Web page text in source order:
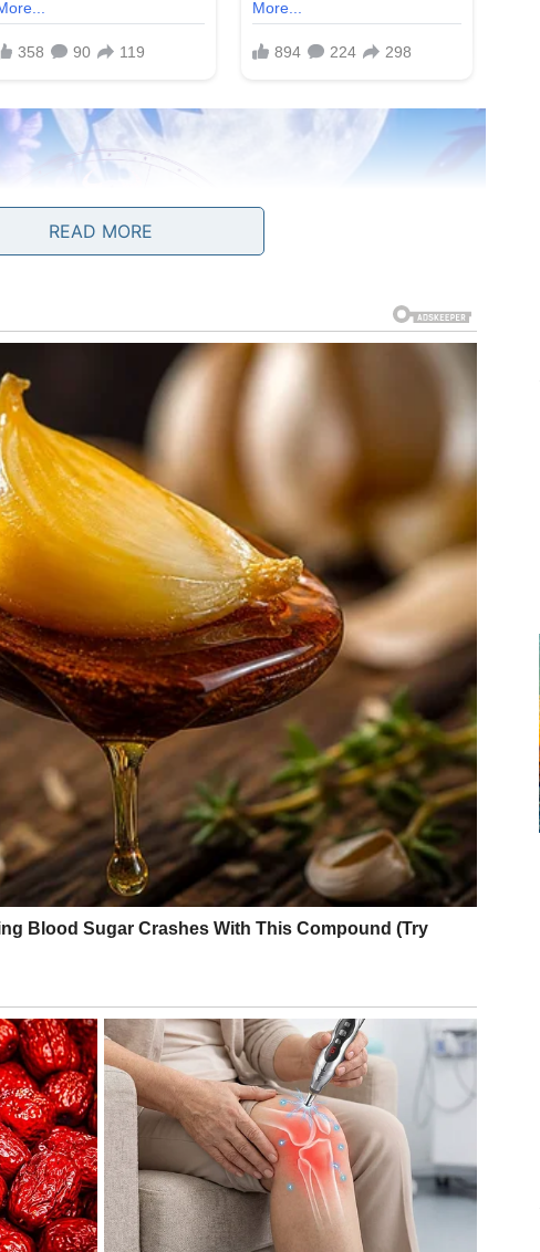
DUGOG NEMIRA
drugi nisu razumeli. Iako su spolja delovali stabilno i
su ih iscrpljivale – posebno kada su u pitanju emocije i
nego što ste dobijali, i verovali čak i onda kada su vas
Ne naglo, ne haotično, već upravo onako kako vam
sigurnost i kroz osećaj da konačno možete da odahnete.
i poboljšanja. Ono što je bilo neizvesno sada počinje da
dobiti priliku koja donosi dugoročnu stabilnost ili da
perioda. Oni koji su u vezi osećaju sigurnost i toplinu
upoznati osobu koja donosi ono što su oduvek želeli – mir,
je život u kojem više ne morate da se borite za ono
KAO ISCELJENJE
daje, ali upravo zbog toga često i najviše pati. U
READ MORE